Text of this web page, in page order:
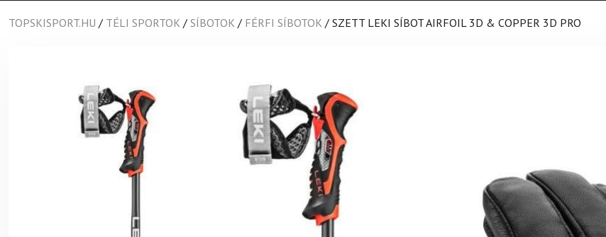
TOPSKISPORT.HU / TÉLI SPORTOK / SÍBOTOK / FÉRFI SÍBOTOK / SZETT LEKI SÍBOT AIRFOIL 3D & COPPER 3D PRO